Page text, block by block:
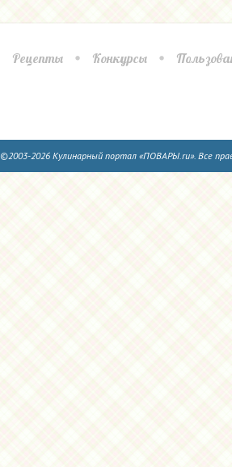
Рецепты Конкурсы
©2003-2026 Кулинарный портал «ПОВАРЫ.ru». Все